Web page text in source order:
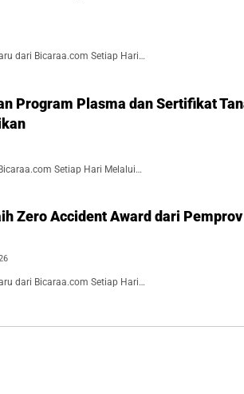
dari Bicaraa.com Setiap Hari…
Program Plasma dan Sertifikat
Setiap Hari Melalui…
Zero Accident Award dari Pemprov
dari Bicaraa.com Setiap Hari…